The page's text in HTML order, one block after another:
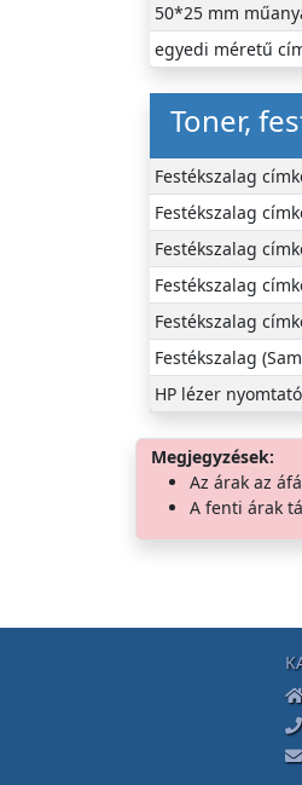
50*25 mm
egyedi méretű
Toner,
Festékszalag
Festékszalag
Festékszalag
Festékszalag
Festékszalag
Festékszalag
HP lézer
Megjegyzések:
Az árak az
A fenti árak